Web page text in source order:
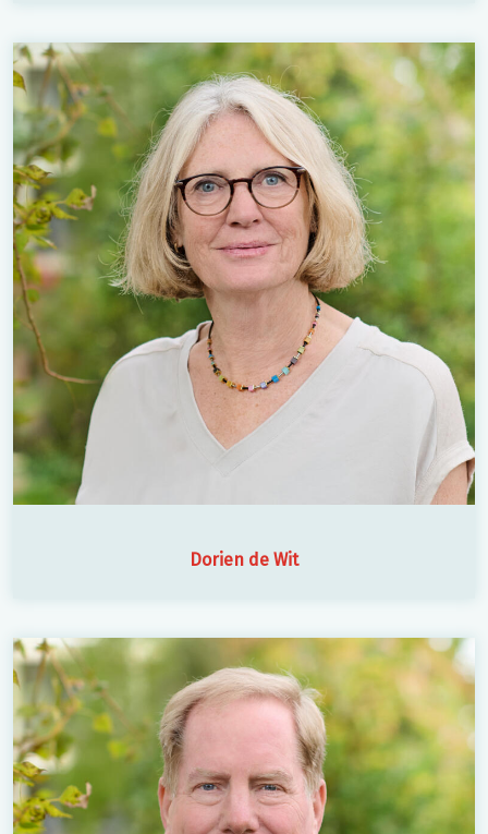
Dorien de Wit